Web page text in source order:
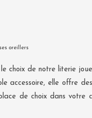
oreillers
choix de notre literie
accessoire, elle
de choix dans